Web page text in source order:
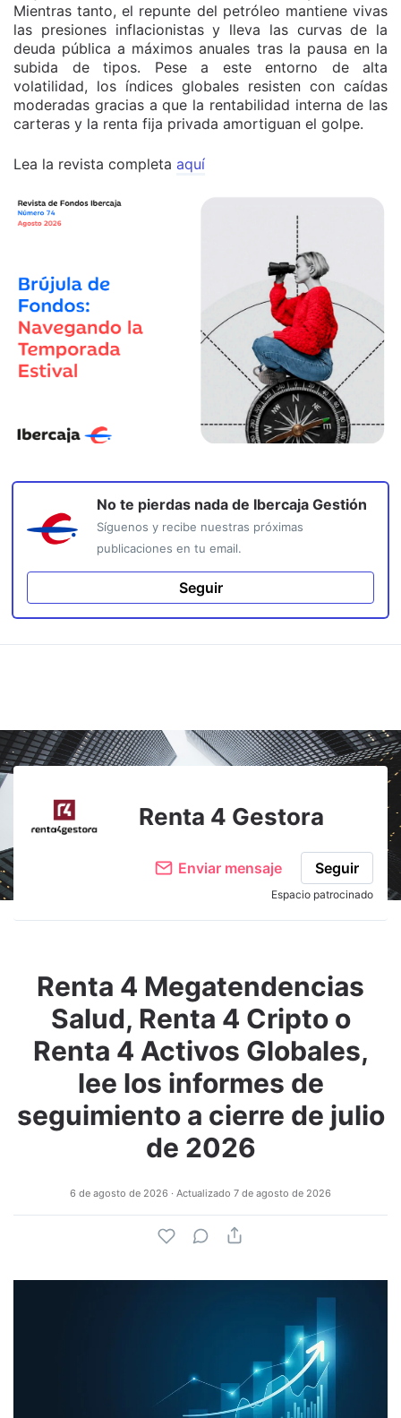
Mientras tanto, el repunte del petróleo mantiene vivas
las presiones inflacionistas y lleva las curvas de la
deuda pública a máximos anuales tras la pausa en la
subida de tipos. Pese a este entorno de alta
volatilidad, los índices globales resisten con caídas
moderadas gracias a que la rentabilidad interna de las
carteras y la renta fija privada amortiguan el golpe.
Lea la revista completa aquí
No te pierdas nada de Ibercaja Gestión
Síguenos y recibe nuestras próximas
publicaciones en tu email.
Seguir
Renta 4 Gestora
Enviar mensaje Seguir
Espacio patrocinado
Renta 4 Megatendencias
Salud, Renta 4 Cripto o
Renta 4 Activos Globales,
lee los informes de
seguimiento a cierre de julio
de 2026
6 de agosto de 2026 · Actualizado 7 de agosto de 2026